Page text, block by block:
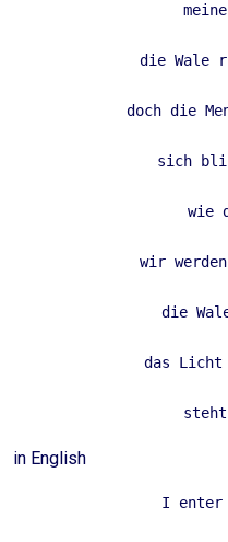
die Wale
doch die
sich
wie
wir
die
das
steht
in English
I enter